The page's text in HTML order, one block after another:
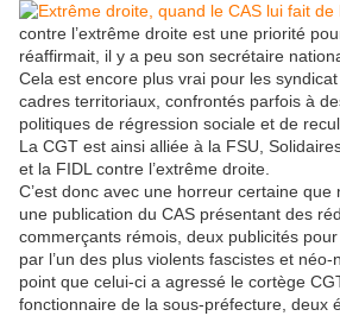
contre l’extrême droite est une priorité
réaffirmait, il y a peu son secrétaire
Cela est encore plus vrai pour les
cadres territoriaux, confrontés parfois à
politiques de régression sociale et de
La CGT est ainsi alliée à la FSU, Solidaires
et la FIDL contre l’extrême droite.
C’est donc avec une horreur certaine que
une publication du CAS présentant des
commerçants rémois, deux publicités
par l’un des plus violents fascistes et
point que celui-ci a agressé le cortège
fonctionnaire de la sous-préfecture, deux